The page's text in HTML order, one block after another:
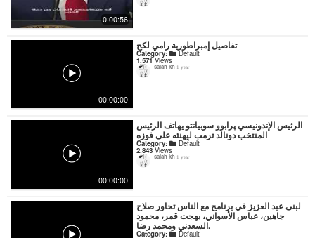
0:00:56
00:00:00
تفاصيل إمبراطورية رامي لكح
Category: Default
1,571Views
salah kh 1 year
00:00:00
الرئيس الإندونيسي پرابوو سوبيانتو يهاتف الرئيس
المنتخب دونالد ترمب ليهنئه على فوزه
Category: Default
2,843Views
salah kh 1 year
لبنى عبد العزيز في برنامج مع الناس تحاور صلاح
جاهين، عباس الأسواني، بهجت قمر، محمود
السعدني ومحمد رضا.
Category: Default